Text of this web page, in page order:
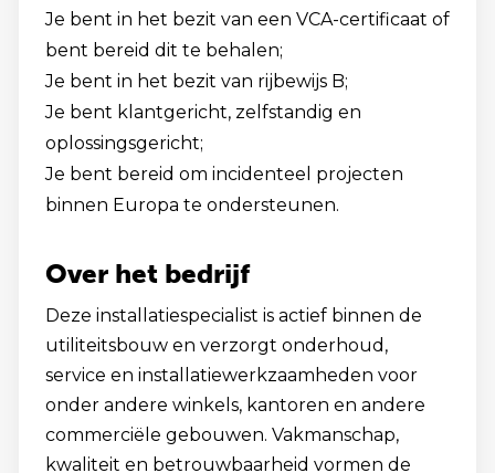
Je bent in het bezit van een VCA-certificaat of
bent bereid dit te behalen;
Je bent in het bezit van rijbewijs B;
Je bent klantgericht, zelfstandig en
oplossingsgericht;
Je bent bereid om incidenteel projecten
binnen Europa te ondersteunen.
Over het bedrijf
Deze installatiespecialist is actief binnen de
utiliteitsbouw en verzorgt onderhoud,
service en installatiewerkzaamheden voor
onder andere winkels, kantoren en andere
commerciële gebouwen. Vakmanschap,
kwaliteit en betrouwbaarheid vormen de